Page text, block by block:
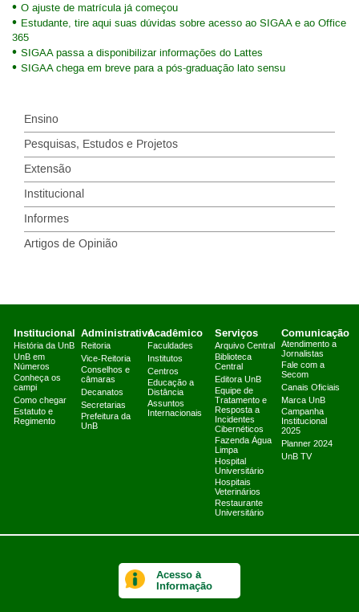
O ajuste de matrícula já começou
Estudante, tire aqui suas dúvidas sobre acesso ao SIGAA e ao Office
365
SIGAA passa a disponibilizar informações do Lattes
SIGAA chega em breve para a pós-graduação lato sensu
Ensino
Pesquisas, Estudos e Projetos
Extensão
Institucional
Informes
Artigos de Opinião
Institucional
História da UnB
UnB em
Números
Conheça os
campi
Como chegar
Estatuto e
Regimento
Administrativo
Reitoria
Vice-Reitoria
Conselhos e
câmaras
Decanatos
Secretarias
Prefeitura da
UnB
Acadêmico
Faculdades
Institutos
Centros
Educação a
Distância
Assuntos
Internacionais
Serviços
Arquivo Central
Biblioteca
Central
Editora UnB
Equipe de
Tratamento e
Resposta a
Incidentes
Cibernéticos
Fazenda Água
Limpa
Hospital
Universitário
Hospitais
Veterinários
Restaurante
Universitário
Comunicação
Atendimento a
Jornalistas
Fale com a
Secom
Canais Oficiais
Marca UnB
Campanha
Institucional
2025
Planner 2024
UnB TV
Acesso à
Informação